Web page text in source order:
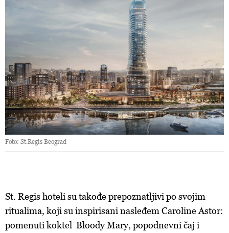
Foto: St.Regis Beograd
St. Regis hoteli su takođe prepoznatljivi po svojim
ritualima, koji su inspirisani nasleđem Caroline Astor:
pomenuti koktel Bloody Mary, popodnevni čaj i